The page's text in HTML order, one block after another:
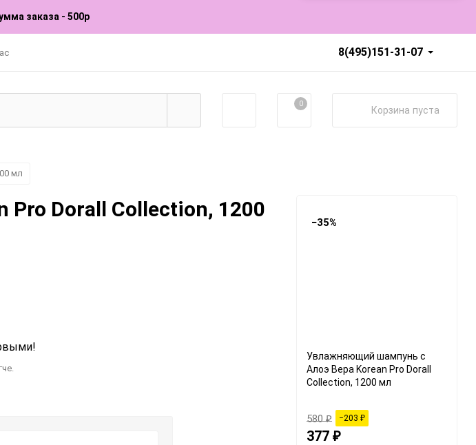
заказа - 500р
8(495)151-31-07
0
Корзина пуста
мл
Dorall Collection, 1200
−35%
Увлажняющий шампунь с
Алоэ Вера Korean Pro Dorall
Collection, 1200 мл
580₽ −203 ₽
377 ₽